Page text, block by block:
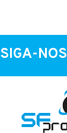
SIGA-NOS